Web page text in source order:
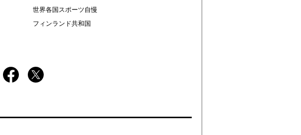
世界各国スポーツ自慢
フィンランド共和国